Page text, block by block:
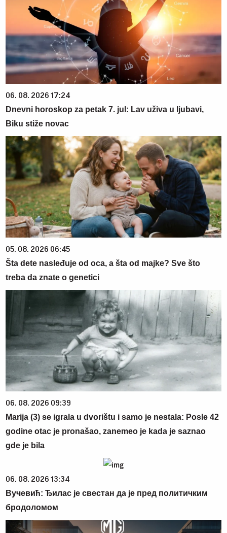
06. 08. 2026 17:24
Dnevni horoskop za petak 7. jul: Lav uživa u ljubavi,
Biku stiže novac
05. 08. 2026 06:45
Šta dete nasleđuje od oca, a šta od majke? Sve što
treba da znate o genetici
06. 08. 2026 09:39
Marija (3) se igrala u dvorištu i samo je nestala: Posle 42
godine otac je pronašao, zanemeo je kada je saznao
gde je bila
06. 08. 2026 13:34
Вучевић: Ђилас је свестан да је пред политичким
бродоломом